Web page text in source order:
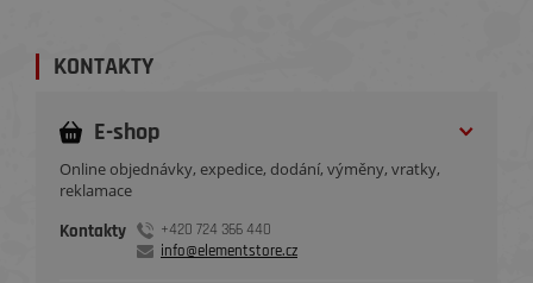
KONTAKTY
E-shop
Online objednávky, expedice, dodání, výměny, vratky,
reklamace
Kontakty
+420 724 366 440
info@elementstore.cz